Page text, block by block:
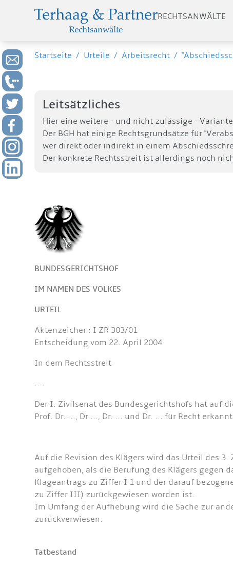
RECHTSANWÄLTE
Startseite / Urteile / Arbeitsrecht /
Leitsätzliches
Hier eine weitere - und nicht zulässige -
Der BGH hat einige Rechtsgrundsätze für
wer direkt oder indirekt in einem
Der konkrete Rechtsstreit ist allerdings noch
BUNDESGERICHTSHOF
IM NAMEN DES VOLKES
URTEIL
Aktenzeichen: I ZR 303/01
Entscheidung vom 22. April 2004
In dem Rechtsstreit
....
Der I. Zivilsenat des Bundesgerichtshofs hat auf
Prof. Dr. ..., Dr...., Dr. ... und Dr. ... für Recht
Auf die Revision des Klägers wird das Urteil des
aufgehoben, als die Berufung des Klägers gegen
Klageantrags zu Ziffer I 1 und der darauf
zu Ziffer III) zurückgewiesen worden ist.
Im Umfang der Aufhebung wird die Sache zur
zurückverwiesen.
Tatbestand